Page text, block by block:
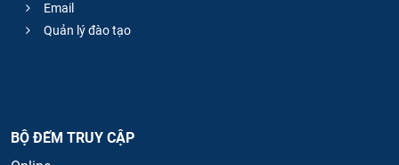
Email
Quản lý đào tạo
BỘ ĐẾM TRUY CẬP